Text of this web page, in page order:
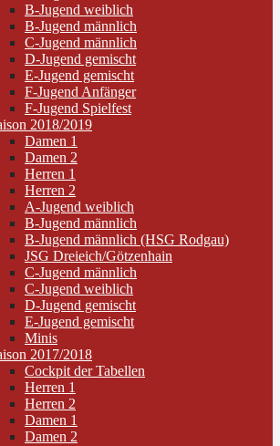
B-Jugend weiblich
B-Jugend männlich
C-Jugend männlich
D-Jugend gemischt
E-Jugend gemischt
F-Jugend Anfänger
F-Jugend Spielfest
2018/2019
Damen 1
Damen 2
Herren 1
Herren 2
A-Jugend weiblich
B-Jugend männlich
B-Jugend männlich (HSG Rodgau)
JSG Dreieich/Götzenhain
C-Jugend männlich
C-Jugend weiblich
D-Jugend gemischt
E-Jugend gemischt
Minis
2017/2018
Cockpit der Tabellen
Herren 1
Herren 2
Damen 1
Damen 2